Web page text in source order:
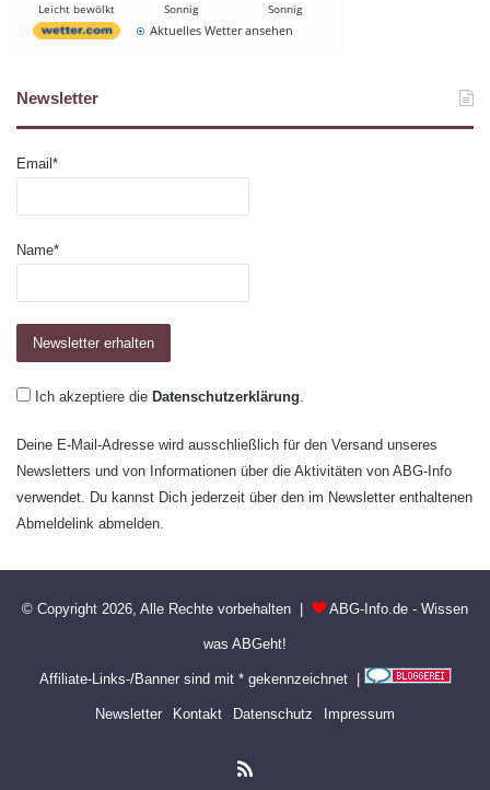
Leicht bewölkt
Sonnig
Sonnig
Aktuelles Wetter ansehen
Newsletter
Email*
Name*
Ich akzeptiere die Datenschutzerklärung
Deine E-Mail-Adresse wird ausschließlich für den Versand unseres
Newsletters und von Informationen über die Aktivitäten von ABG-Info
verwendet. Du kannst Dich jederzeit über den im Newsletter enthaltenen
Abmeldelink abmelden.
© Copyright 2026, Alle Rechte vorbehalten | ABG-Info.de - Wissen
was ABGeht!
Affiliate-Links-/Banner sind mit * gekennzeichnet |
Newsletter Kontakt Datenschutz Impressum